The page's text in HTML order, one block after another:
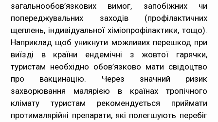
загальнообов’язкових вимог, запобіжних чи
попереджувальних заходів (профілактичних
щеплень, індивідуальної хіміопрофілактики, тощо).
Наприклад щоб уникнути можливих перешкод при
виїзді в країни ендемічні з жовтої гарячки,
туристам необхідно обов’язково мати свідоцтво
про вакцинацію. Через значний ризик
захворювання малярією в країнах тропічного
клімату туристам рекомендується приймати
протималярійні препарати, які полегшують перебіг